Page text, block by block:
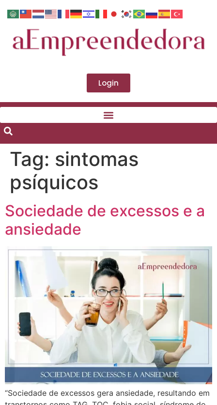
Login
Tag: sintomas
psíquicos
Sociedade de excessos e a
ansiedade
“Sociedade de excessos gera ansiedade, resultando em